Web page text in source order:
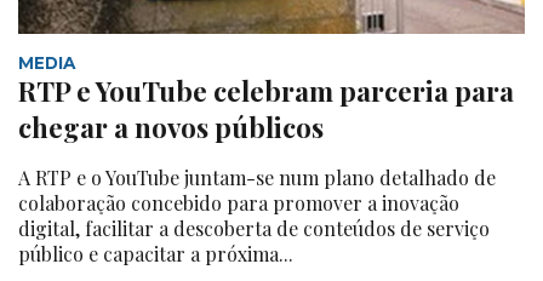
MEDIA
RTP e YouTube celebram parceria para
chegar a novos públicos
A RTP e o YouTube juntam-se num plano detalhado de
colaboração concebido para promover a inovação
digital, facilitar a descoberta de conteúdos de serviço
público e capacitar a próxima...